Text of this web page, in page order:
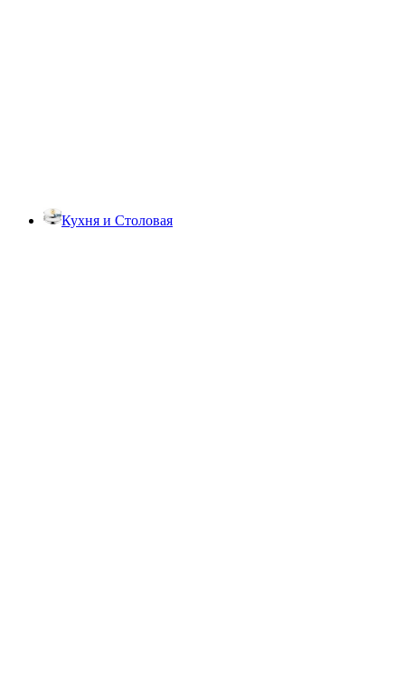
Кухня и Столовая